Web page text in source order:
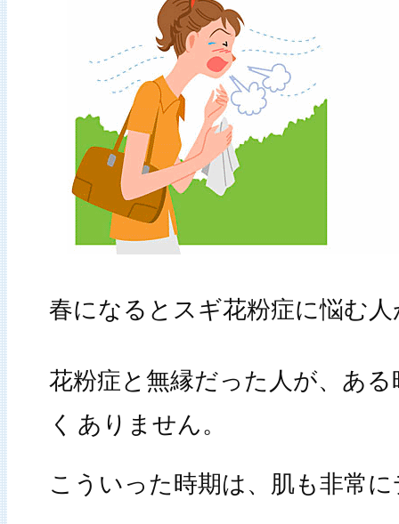
春になるとスギ花粉症に悩む
花粉症と無縁だった人が、あ
く ありません。
こういった時期は、肌も非常